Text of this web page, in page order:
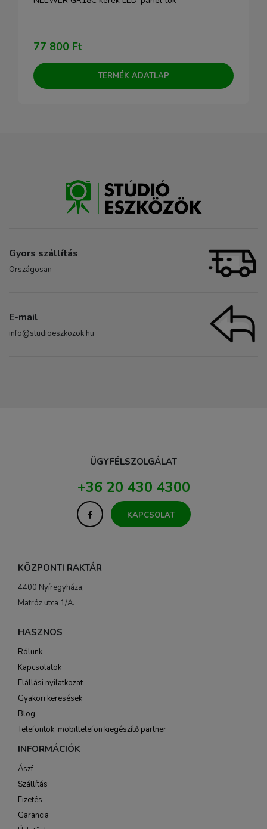
77 800 Ft
TERMÉK ADATLAP
Gyors szállítás
Országosan
E-mail
info@studioeszkozok.hu
ÜGYFÉLSZOLGÁLAT
+36 20 430 4300
KAPCSOLAT
KÖZPONTI RAKTÁR
4400 Nyíregyháza,
Matróz utca 1/A.
HASZNOS
Rólunk
Kapcsolatok
Elállási nyilatkozat
Gyakori keresések
Blog
Telefontok, mobiltelefon kiegészítő partner
INFORMÁCIÓK
Ászf
Szállítás
Fizetés
Garancia